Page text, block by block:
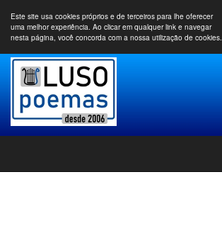
Este site usa cookies próprios e de terceiros para lhe oferecer
uma melhor experiência. Ao clicar em qualquer link e navegar
nesta página, você concorda com a nossa utilização de cookies.